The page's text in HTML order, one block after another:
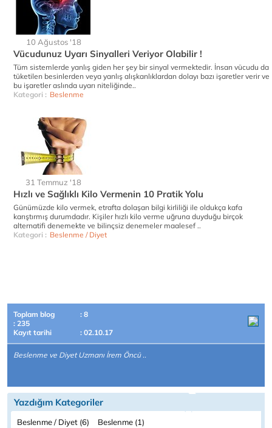
10 Ağustos '18
Vücudunuz Uyarı Sinyalleri Veriyor Olabilir !
Tüm sistemlerde yanlış giden her şey bir sinyal vermektedir. İnsan vücudu da
tüketilen besinlerden veya yanlış alışkanlıklardan dolayı bazı işaretler verir ve
bu işaretler aslında uyarı niteliğinde..
Kategori : Beslenme
31 Temmuz '18
Hızlı ve Sağlıklı Kilo Vermenin 10 Pratik Yolu
Günümüzde kilo vermek, etrafta dolaşan bilgi kirliliği ile oldukça kafa
karıştırmış durumdadır. Kişiler hızlı kilo verme uğruna duyduğu birçok
alternatifi denemekte ve bilinçsiz denemeler maalesef ..
Kategori : Beslenme / Diyet
Toplam blog
: 8
: 235
Kayıt tarihi
: 02.10.17
Beslenme ve Diyet Uzmanı İrem Öncü ..
Yazdığım Kategoriler
Beslenme / Diyet (6) Beslenme (1)